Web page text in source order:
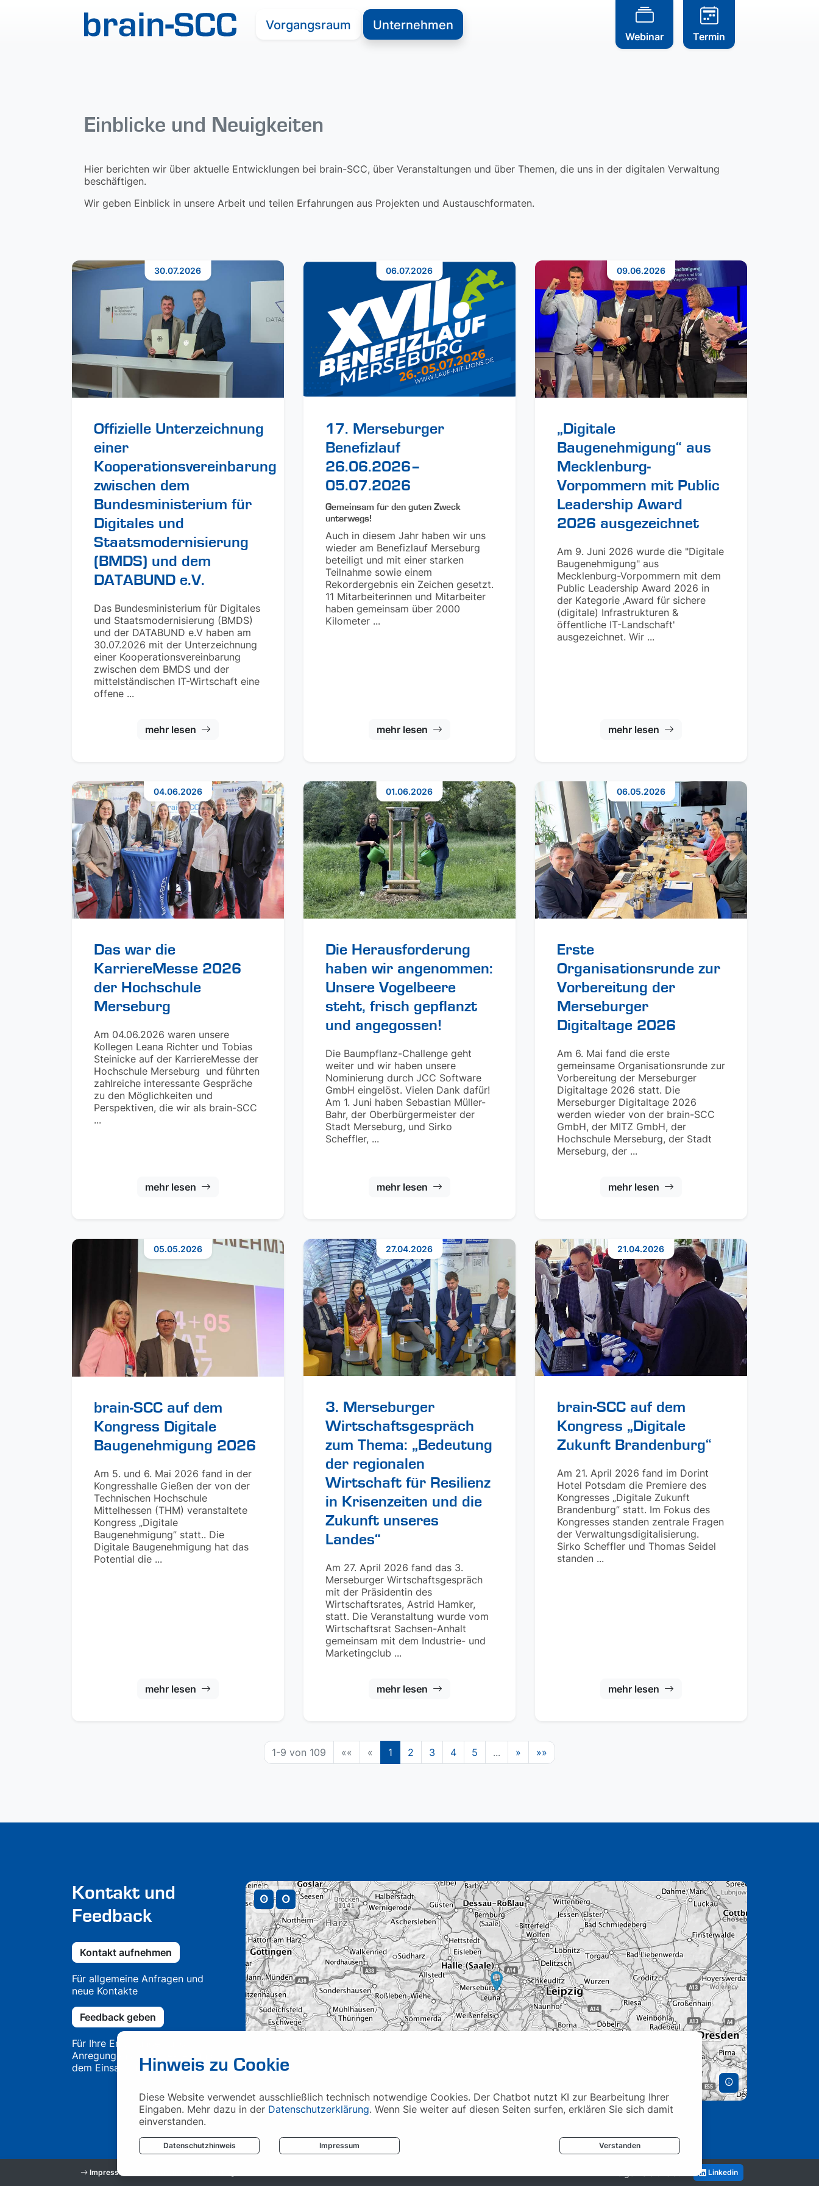
Hinweis zu Cookie
Diese Website verwendet ausschließlich technisch notwendige Cookies. Der Chatbot nutzt KI zur Bearbeitung Ihrer
Eingaben. Mehr dazu in der Datenschutzerklärung. Wenn Sie weiter auf diesen Seiten surfen, erklären Sie sich damit
einverstanden.
Datenschutzhinweis Impressum Verstanden
Vorgangsraum Unternehmen
Webinar Termin
Einblicke und Neuigkeiten
Hier berichten wir über aktuelle Entwicklungen bei brain-SCC, über Veranstaltungen und über Themen, die uns in der digitalen Verwaltung
beschäftigen.
Wir geben Einblick in unsere Arbeit und teilen Erfahrungen aus Projekten und Austauschformaten.
Offizielle Unterzeichnung
einer
Kooperationsvereinbarung
zwischen dem
Bundesministerium für
Digitales und
Staatsmodernisierung
(BMDS) und dem
DATABUND e.V.
Das Bundesministerium für Digitales
und Staatsmodernisierung (BMDS)
und der DATABUND e.V haben am
30.07.2026 mit der Unterzeichnung
einer Kooperationsvereinbarung
zwischen dem BMDS und der
mittelständischen IT-Wirtschaft eine
offene ...
mehr lesen
30.07.2026
17. Merseburger
Benefizlauf
26.06.2026–
05.07.2026
Gemeinsam für den guten Zweck
unterwegs!
Auch in diesem Jahr haben wir uns
wieder am Benefizlauf Merseburg
beteiligt und mit einer starken
Teilnahme sowie einem
Rekordergebnis ein Zeichen gesetzt.
11 Mitarbeiterinnen und Mitarbeiter
haben gemeinsam über 2000
Kilometer ...
mehr lesen
06.07.2026
„Digitale
Baugenehmigung“ aus
Mecklenburg-
Vorpommern mit Public
Leadership Award
2026 ausgezeichnet
Am 9. Juni 2026 wurde die "Digitale
Baugenehmigung" aus
Mecklenburg-Vorpommern mit dem
Public Leadership Award 2026 in
der Kategorie ‚Award für sichere
(digitale) Infrastrukturen &
öffentliche IT-Landschaft'
ausgezeichnet. Wir ...
mehr lesen
09.06.2026
Das war die
KarriereMesse 2026
der Hochschule
Merseburg
Am 04.06.2026 waren unsere
Kollegen Leana Richter und Tobias
Steinicke auf der KarriereMesse der
Hochschule Merseburg und führten
zahlreiche interessante Gespräche
zu den Möglichkeiten und
Perspektiven, die wir als brain-SCC
...
mehr lesen
04.06.2026
Die Herausforderung
haben wir angenommen:
Unsere Vogelbeere
steht, frisch gepflanzt
und angegossen!
Die Baumpflanz-Challenge geht
weiter und wir haben unsere
Nominierung durch JCC Software
GmbH eingelöst. Vielen Dank dafür!
Am 1. Juni haben Sebastian Müller-
Bahr, der Oberbürgermeister der
Stadt Merseburg, und Sirko
Scheffler, ...
mehr lesen
01.06.2026
Erste
Organisationsrunde zur
Vorbereitung der
Merseburger
Digitaltage 2026
Am 6. Mai fand die erste
gemeinsame Organisationsrunde zur
Vorbereitung der Merseburger
Digitaltage 2026 statt. Die
Merseburger Digitaltage 2026
werden wieder von der brain-SCC
GmbH, der MITZ GmbH, der
Hochschule Merseburg, der Stadt
Merseburg, der ...
mehr lesen
06.05.2026
brain-SCC auf dem
Kongress Digitale
Baugenehmigung 2026
Am 5. und 6. Mai 2026 fand in der
Kongresshalle Gießen der von der
Technischen Hochschule
Mittelhessen (THM) veranstaltete
Kongress „Digitale
Baugenehmigung” statt.. Die
Digitale Baugenehmigung hat das
Potential die ...
mehr lesen
05.05.2026
3. Merseburger
Wirtschaftsgespräch
zum Thema: „Bedeutung
der regionalen
Wirtschaft für Resilienz
in Krisenzeiten und die
Zukunft unseres
Landes“
Am 27. April 2026 fand das 3.
Merseburger Wirtschaftsgespräch
mit der Präsidentin des
Wirtschaftsrates, Astrid Hamker,
statt. Die Veranstaltung wurde vom
Wirtschaftsrat Sachsen-Anhalt
gemeinsam mit dem Industrie- und
Marketingclub ...
mehr lesen
27.04.2026
brain-SCC auf dem
Kongress „Digitale
Zukunft Brandenburg“
Am 21. April 2026 fand im Dorint
Hotel Potsdam die Premiere des
Kongresses „Digitale Zukunft
Brandenburg” statt. Im Fokus des
Kongresses standen zentrale Fragen
der Verwaltungsdigitalisierung.
Sirko Scheffler und Thomas Seidel
standen ...
mehr lesen
21.04.2026
1-9 von 109 «« « 1 2 3 4 5 ... » »»
Kontakt und
Feedback
Kontakt aufnehmen
Für allgemeine Anfragen und
neue Kontakte
Feedback geben
Für Ihre Erfahrungen und
Anregungen aus Projekten und
dem Einsatz unserer Lösungen
Impressum Linkedin